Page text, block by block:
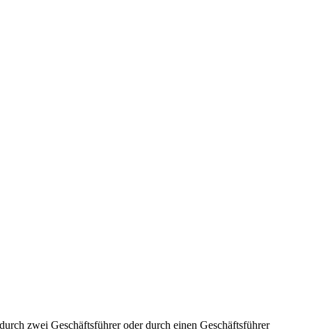
zwei Geschäftsführer oder durch einen Geschäftsführer